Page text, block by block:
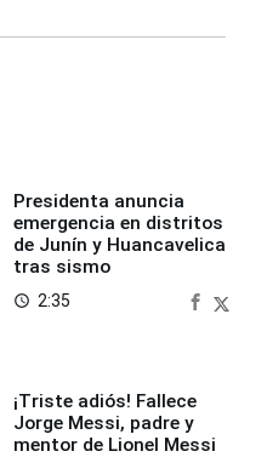
Presidenta anuncia
emergencia en distritos
de Junín y Huancavelica
tras sismo
access_time 2:35
¡Triste adiós! Fallece
Jorge Messi, padre y
mentor de Lionel Messi